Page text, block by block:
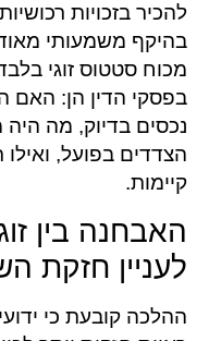
להכיר בזכויות
בהיקף משמעותי
מכוח סטטוס זוגי
בפסקי הדין הן: האם
נכסים בדיוק, מה
הצדדים בפועל,
קיימות.
האבחנה בין
לעניין חזקת
ההלכה קובעת כי